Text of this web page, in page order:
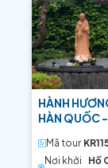
HÀNH
HÀN QUỐC -
THÁNH TỬ
Mã tour
Nơi khởi
Hồ